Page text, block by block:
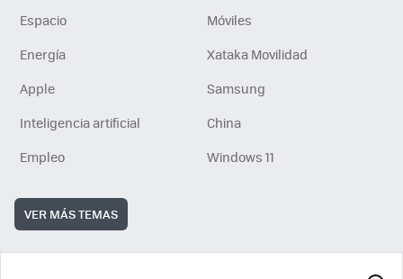
Espacio
Móviles
Energía
Xataka Movilidad
Apple
Samsung
Inteligencia artificial
China
Empleo
Windows 11
VER MÁS TEMAS